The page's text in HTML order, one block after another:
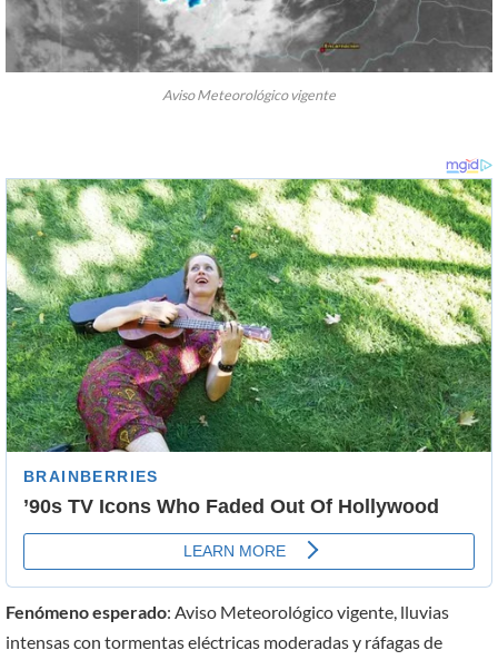
Aviso Meteorológico vigente
Fenómeno esperado: Aviso Meteorológico vigente, lluvias
intensas con tormentas eléctricas moderadas y ráfagas de